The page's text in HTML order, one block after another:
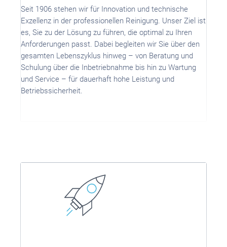
Seit 1906 stehen wir für Innovation und technische
Exzellenz in der professionellen Reinigung. Unser Ziel ist
es, Sie zu der Lösung zu führen, die optimal zu Ihren
Anforderungen passt. Dabei begleiten wir Sie über den
gesamten Lebenszyklus hinweg – von Beratung und
Schulung über die Inbetriebnahme bis hin zu Wartung
und Service – für dauerhaft hohe Leistung und
Betriebssicherheit.